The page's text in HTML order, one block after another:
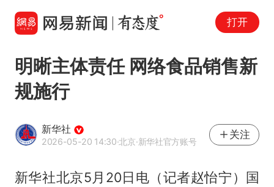
打开
明晰主体责任 网络食品销售新
规施行
新华社
2026-05-20 14:30·北京·新华社官方账号
关注
新华社北京5月20日电（记者赵怡宁）国